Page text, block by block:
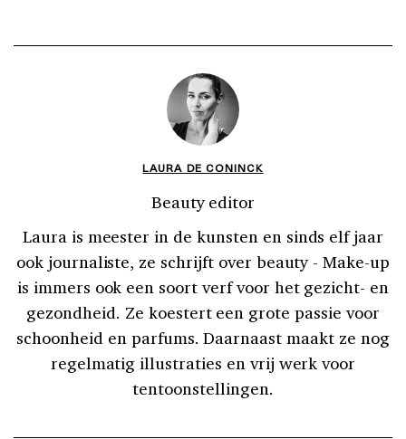
LAURA DE CONINCK
Beauty editor
Laura is meester in de kunsten en sinds elf jaar
ook journaliste, ze schrijft over beauty - Make-up
is immers ook een soort verf voor het gezicht- en
gezondheid. Ze koestert een grote passie voor
schoonheid en parfums. Daarnaast maakt ze nog
regelmatig illustraties en vrij werk voor
tentoonstellingen.